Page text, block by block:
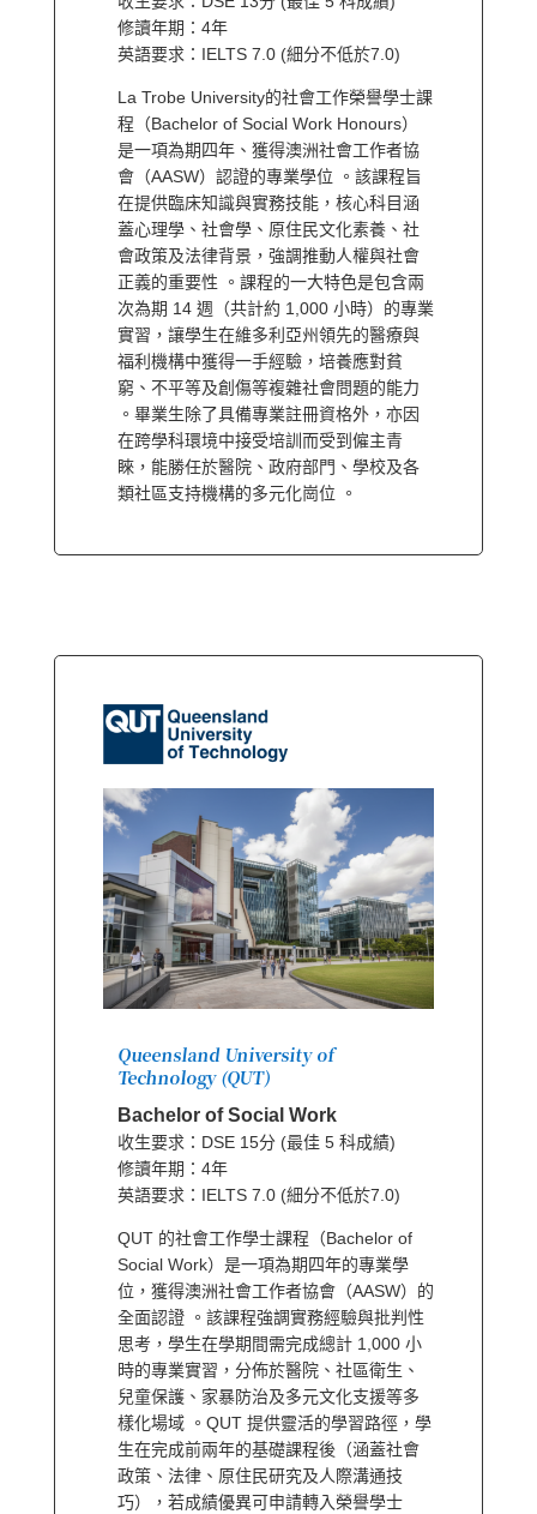
修讀年期：4年
英語要求：IELTS 7.0 (細分不低於7.0)
La Trobe University的社會工作榮譽學士課
程（Bachelor of Social Work Honours）
是一項為期四年、獲得澳洲社會工作者協
會（AASW）認證的專業學位 。該課程旨
在提供臨床知識與實務技能，核心科目涵
蓋心理學、社會學、原住民文化素養、社
會政策及法律背景，強調推動人權與社會
正義的重要性 。課程的一大特色是包含兩
次為期 14 週（共計約 1,000 小時）的專業
實習，讓學生在維多利亞州領先的醫療與
福利機構中獲得一手經驗，培養應對貧
窮、不平等及創傷等複雜社會問題的能力
。畢業生除了具備專業註冊資格外，亦因
在跨學科環境中接受培訓而受到僱主青
睞，能勝任於醫院、政府部門、學校及各
類社區支持機構的多元化崗位 。
Queensland University of
Technology (QUT)
Bachelor of Social Work
收生要求：DSE 15分 (最佳 5 科成績)
修讀年期：4年
英語要求：IELTS 7.0 (細分不低於7.0)
QUT 的社會工作學士課程（Bachelor of
Social Work）是一項為期四年的專業學
位，獲得澳洲社會工作者協會（AASW）的
全面認證 。該課程強調實務經驗與批判性
思考，學生在學期間需完成總計 1,000 小
時的專業實習，分佈於醫院、社區衛生、
兒童保護、家暴防治及多元文化支援等多
樣化場域 。QUT 提供靈活的學習路徑，學
生在完成前兩年的基礎課程後（涵蓋社會
政策、法律、原住民研究及人際溝通技
巧），若成績優異可申請轉入榮譽學士